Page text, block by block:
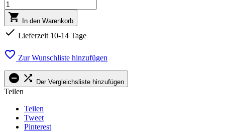
 In den Warenkorb
 Lieferzeit 10-14 Tage
 Zur Wunschliste hinzufügen
  Der Vergleichsliste hinzufügen
Teilen
Teilen
Tweet
Pinterest